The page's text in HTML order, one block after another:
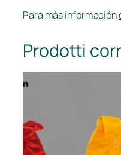
Para más información
Prodotti